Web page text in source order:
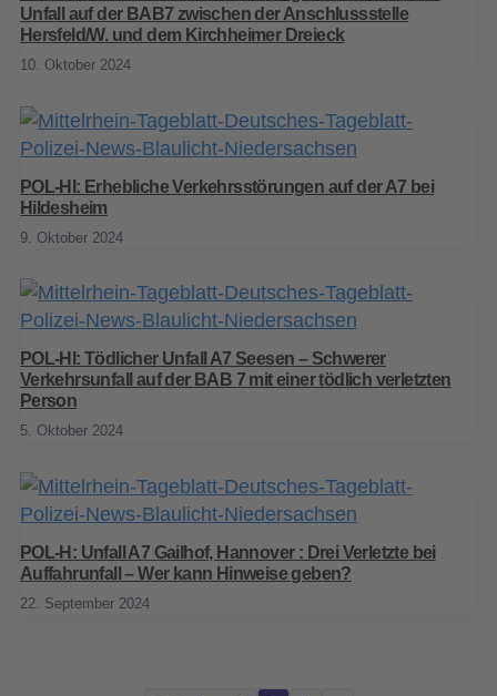
Unfall auf der BAB7 zwischen der Anschlussstelle
Hersfeld/W. und dem Kirchheimer Dreieck
10. Oktober 2024
POL-HI: Erhebliche Verkehrsstörungen auf der A7 bei
Hildesheim
9. Oktober 2024
POL-HI: Tödlicher Unfall A7 Seesen – Schwerer
Verkehrsunfall auf der BAB 7 mit einer tödlich verletzten
Person
5. Oktober 2024
POL-H: Unfall A7 Gailhof, Hannover : Drei Verletzte bei
Auffahrunfall – Wer kann Hinweise geben?
22. September 2024